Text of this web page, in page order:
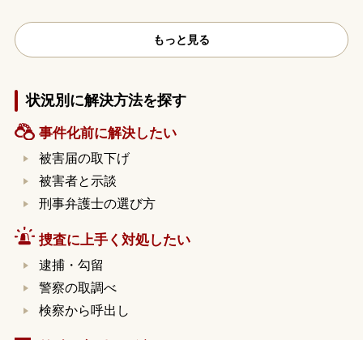
もっと見る
状況別に解決方法を探す
事件化前に解決したい
被害届の取下げ
被害者と示談
刑事弁護士の選び方
捜査に上手く対処したい
逮捕・勾留
警察の取調べ
検察から呼出し